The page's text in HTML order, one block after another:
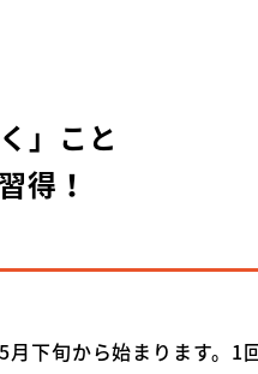
」こと
得！
下旬から始まります。1